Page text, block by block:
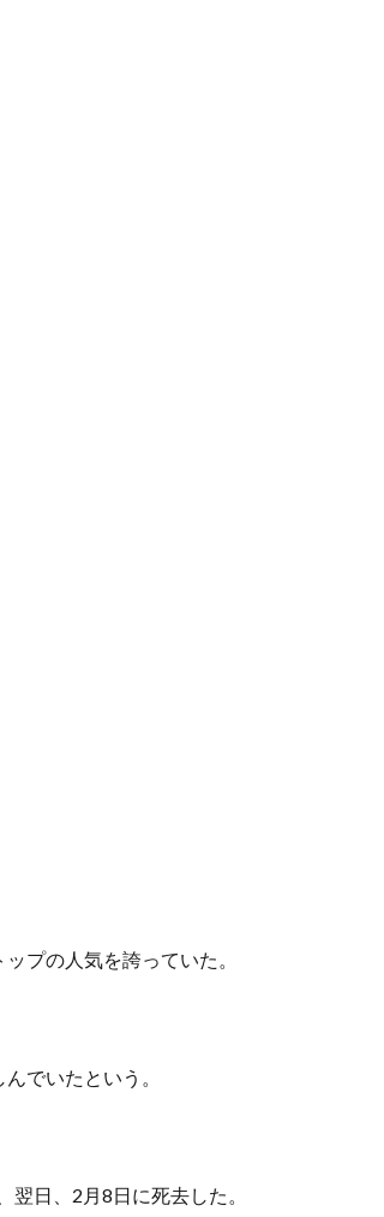
プの人気を誇っていた。
でいたという。
日、2月8日に死去した。